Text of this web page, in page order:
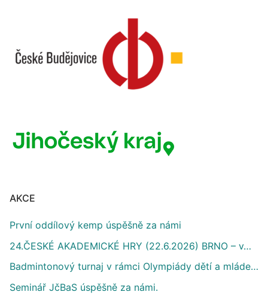
AKCE
První oddílový kemp úspěšně za námi
24.ČESKÉ AKADEMICKÉ HRY (22.6.2026) BRNO – v…
Badmintonový turnaj v rámci Olympiády dětí a mláde…
Seminář JčBaS úspěšně za námi.